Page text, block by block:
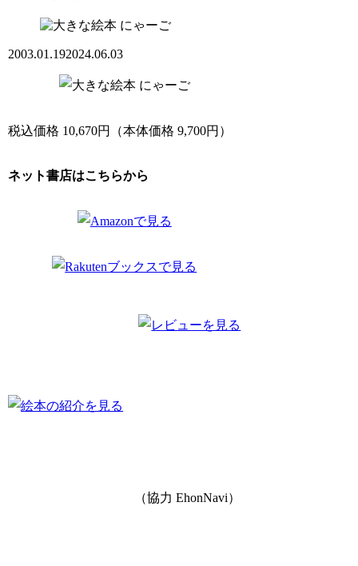
2003.01.192024.06.03
税込価格 10,670円（本体価格 9,700円）
ネット書店はこちらから
（協力 EhonNavi）